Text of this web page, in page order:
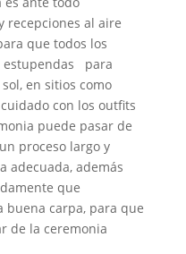
recepciones al aire
que todos los
estupendas para
en sitios como
con los outfits
puede pasar de
proceso largo y
adecuada, además
que
buena carpa, para que
de la ceremonia